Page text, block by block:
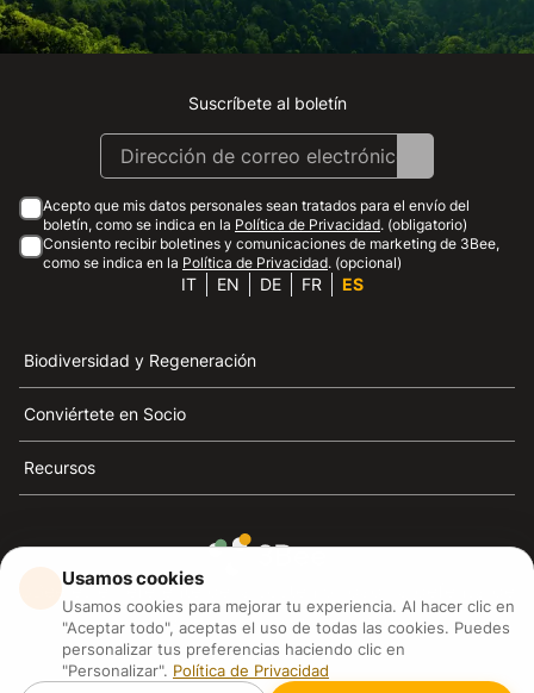
Instagram
Facebook
Linkedin
Youtube
Suscríbete al boletín
Acepto que mis datos personales sean tratados para el envío del
boletín, como se indica en la Política de Privacidad. (obligatorio)
Consiento recibir boletines y comunicaciones de marketing de 3Bee,
como se indica en la Política de Privacidad. (opcional)
IT EN DE FR ES
Biodiversidad y Regeneración
Conviértete en Socio
Recursos
3Bee es el referente de la sostenibilidad, la defensa de
las abejas y la biodiversidad
3Bee S.R.L Via Pastrengo 14, 20159, Milano (MI)
Usamos cookies
Usamos cookies para mejorar tu experiencia. Al hacer clic en
"Aceptar todo", aceptas el uso de todas las cookies. Puedes
personalizar tus preferencias haciendo clic en
"Personalizar". Política de Privacidad